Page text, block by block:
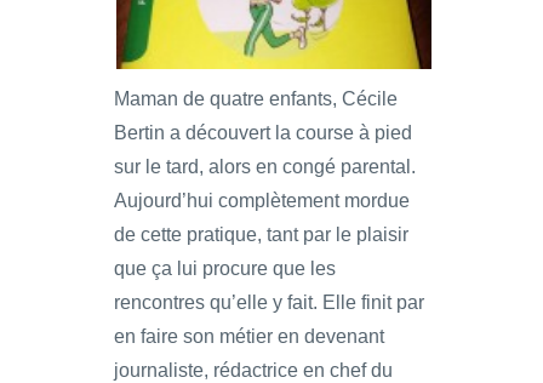
Maman de quatre enfants, Cécile
Bertin a découvert la course à pied
sur le tard, alors en congé parental.
Aujourd’hui complètement mordue
de cette pratique, tant par le plaisir
que ça lui procure que les
rencontres qu’elle y fait. Elle finit par
en faire son métier en devenant
journaliste, rédactrice en chef du